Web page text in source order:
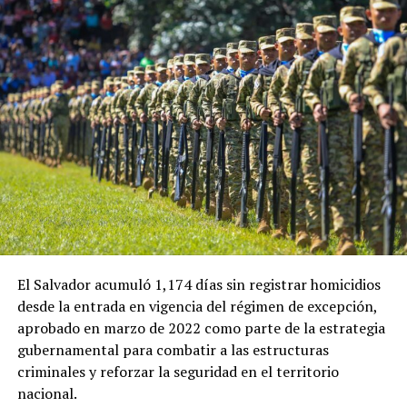
ADVERTISEMENT
En esa ocasión, la ministra de Economía de El Salvador,
María Luisa Hayem, representó al Gobierno salvadoreño
y sostuvo una reunión con Restrepo, en la que se
establecieron algunos acuerdos iniciales que ahora
Ulloa también destacó el papel que tendrá el embajador
de El Salvador en Colombia, Guillermo Rubio, en el
impulso de la nueva etapa de cooperación entre ambos
países.
El Salvador acumuló 1,174 días sin registrar homicidios
desde la entrada en vigencia del régimen de excepción,
aprobado en marzo de 2022 como parte de la estrategia
gubernamental para combatir a las estructuras
criminales y reforzar la seguridad en el territorio
nacional.